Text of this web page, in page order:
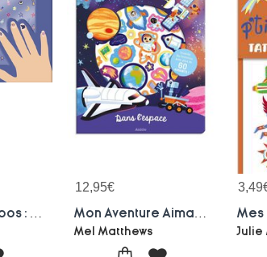
12,95€
Mel Matthews
3,49
Julie